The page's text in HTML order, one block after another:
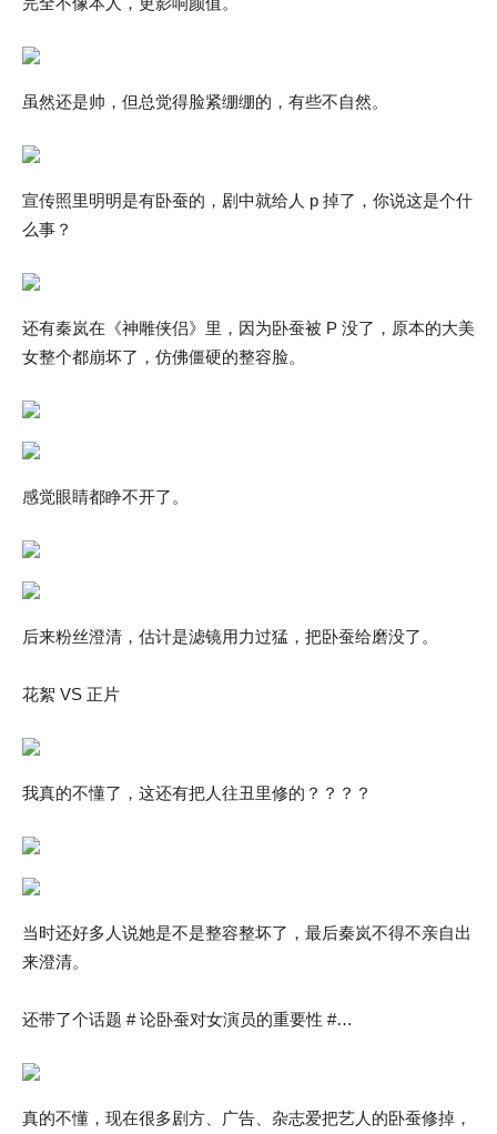
虽然还是帅，但总觉得脸紧绷绷的，有些不自然。
宣传照里明明是有卧蚕的，剧中就给人 p 掉了，你说这是个什
么事？
还有秦岚在《神雕侠侣》里，因为卧蚕被 P 没了，原本的大美
女整个都崩坏了，仿佛僵硬的整容脸。
感觉眼睛都睁不开了。
后来粉丝澄清，估计是滤镜用力过猛，把卧蚕给磨没了。
花絮 VS 正片
我真的不懂了，这还有把人往丑里修的？？？？
当时还好多人说她是不是整容整坏了，最后秦岚不得不亲自出
来澄清。
还带了个话题 # 论卧蚕对女演员的重要性 #…
真的不懂，现在很多剧方、广告、杂志爱把艺人的卧蚕修掉，